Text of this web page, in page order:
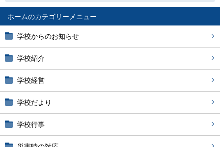
ホーム
学校からのお知らせ
学校紹介
学校経営
学校だより
学校行事